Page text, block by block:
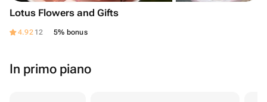
Lotus Flowers and Gifts
4.92 12 5% bonus
In primo piano